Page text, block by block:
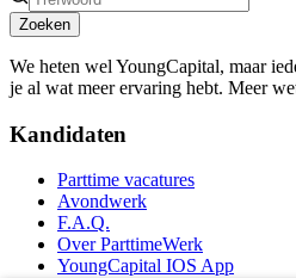
Zoeken
We heten wel YoungCapital, maar
je al wat meer ervaring hebt. Meer
Kandidaten
Parttime vacatures
Avondwerk
F.A.Q.
Over ParttimeWerk
YoungCapital IOS App